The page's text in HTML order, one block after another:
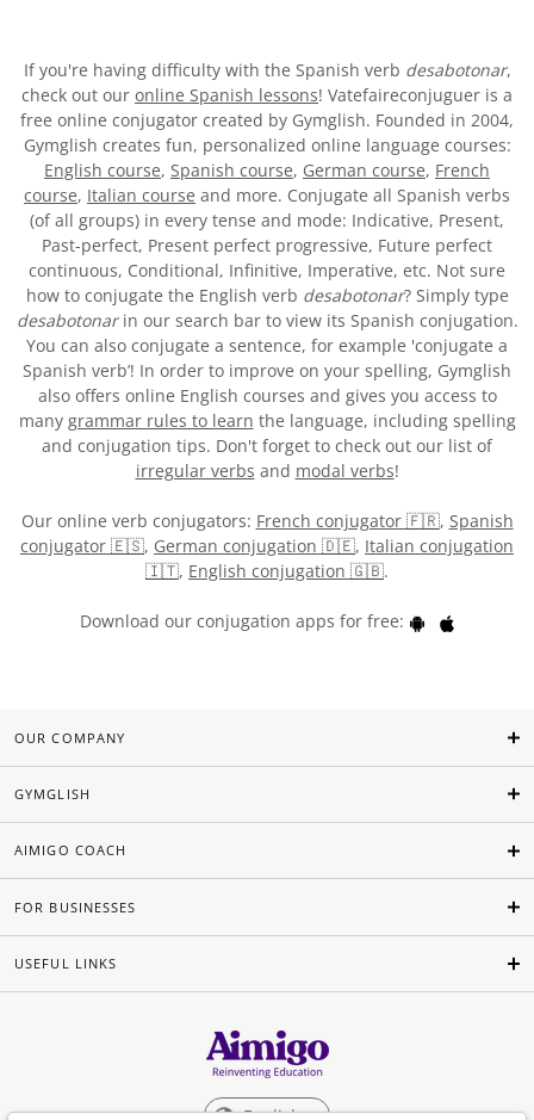
If you're having difficulty with the Spanish verb desabotonar,
check out our online Spanish lessons! Vatefaireconjuguer is a
free online conjugator created by Gymglish. Founded in 2004,
Gymglish creates fun, personalized online language courses:
English course, Spanish course, German course, French
course, Italian course and more. Conjugate all Spanish verbs
(of all groups) in every tense and mode: Indicative, Present,
Past-perfect, Present perfect progressive, Future perfect
continuous, Conditional, Infinitive, Imperative, etc. Not sure
how to conjugate the English verb desabotonar? Simply type
desabotonarin our search bar to view its Spanish conjugation.
You can also conjugate a sentence, for example 'conjugate a
Spanish verb’! In order to improve on your spelling, Gymglish
also offers online English courses and gives you access to
many grammar rules to learn the language, including spelling
and conjugation tips. Don't forget to check out our list of
irregular verbs and modal verbs!
Our online verb conjugators: French conjugator 🇫🇷, Spanish
conjugator 🇪🇸, German conjugation 🇩🇪, Italian conjugation
🇮🇹, English conjugation 🇬🇧.
Download our conjugation apps for free:
OUR COMPANY
GYMGLISH
AIMIGO COACH
FOR BUSINESSES
USEFUL LINKS